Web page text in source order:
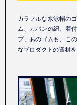
カラフルな水泳帽の
ム、カバンの紐、着
プ、あのゴムも、こ
なプロダクトの資材を